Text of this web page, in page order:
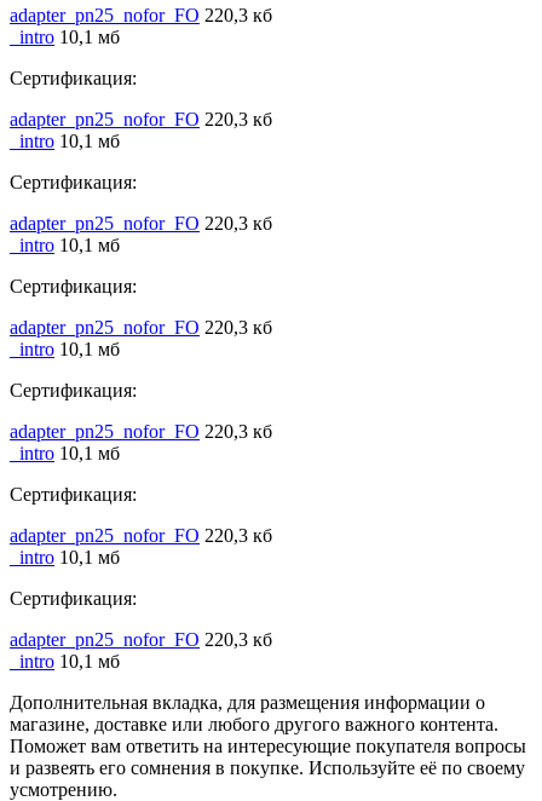
adapter_pn25_nofor_FO 220,3 кб
_intro 10,1 мб
Сертификация:
adapter_pn25_nofor_FO 220,3 кб
_intro 10,1 мб
Сертификация:
adapter_pn25_nofor_FO 220,3 кб
_intro 10,1 мб
Сертификация:
adapter_pn25_nofor_FO 220,3 кб
_intro 10,1 мб
Сертификация:
adapter_pn25_nofor_FO 220,3 кб
_intro 10,1 мб
Сертификация:
adapter_pn25_nofor_FO 220,3 кб
_intro 10,1 мб
Сертификация:
adapter_pn25_nofor_FO 220,3 кб
_intro 10,1 мб
Дополнительная вкладка, для размещения информации о
магазине, доставке или любого другого важного контента.
Поможет вам ответить на интересующие покупателя вопросы
и развеять его сомнения в покупке. Используйте её по своему
усмотрению.